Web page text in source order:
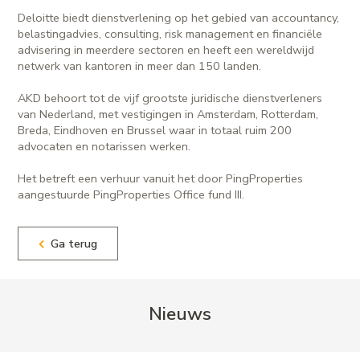
Deloitte biedt dienstverlening op het gebied van accountancy,
belastingadvies, consulting, risk management en financiële
advisering in meerdere sectoren en heeft een wereldwijd
netwerk van kantoren in meer dan 150 landen.
AKD behoort tot de vijf grootste juridische dienstverleners
van Nederland, met vestigingen in Amsterdam, Rotterdam,
Breda, Eindhoven en Brussel waar in totaal ruim 200
advocaten en notarissen werken.
Het betreft een verhuur vanuit het door PingProperties
aangestuurde PingProperties Office fund III.
Ga terug
Nieuws